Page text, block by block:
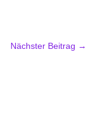
Nächster Beitrag →